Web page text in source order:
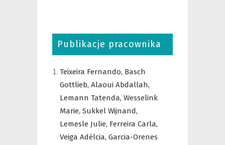
Publikacje pracownika
Teixeira Fernando, Basch
Gottlieb, Alaoui Abdallah,
Lemann Tatenda, Wesselink
Marie, Sukkel Wijnand,
Lemesle Julie, Ferreira Carla,
Veiga Adélcia, Garcia-Orenes